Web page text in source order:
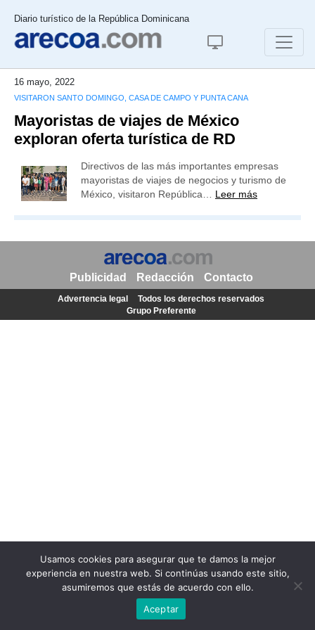
Diario turístico de la República Dominicana
16 mayo, 2022
VISITARON SANTO DOMINGO, CASA DE CAMPO Y PUNTA CANA
Mayoristas de viajes de México
exploran oferta turística de RD
Directivos de las más importantes empresas
mayoristas de viajes de negocios y turismo de
México, visitaron República… Leer más
Usamos cookies para asegurar que te damos la mejor
experiencia en nuestra web. Si continúas usando este sitio,
asumiremos que estás de acuerdo con ello.
Aceptar
Publicidad Redacción Contacto
Advertencia legal
Todos los derechos reservados
Grupo Preferente